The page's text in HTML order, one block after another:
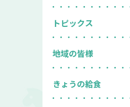
トピックス
地域の皆様
きょうの給食